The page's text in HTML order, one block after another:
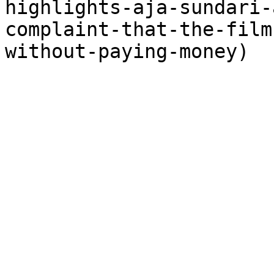
highlights-aja-sundari-
complaint-that-the-
without-paying-money)